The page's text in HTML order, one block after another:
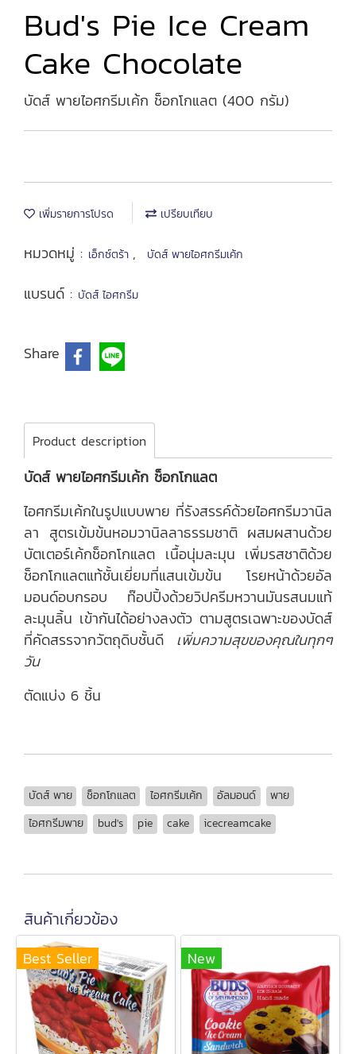
Bud's Pie Ice Cream
Cake Chocolate
บัดส์ พายไอศกรีมเค้ก ช็อกโกแลต (400 กรัม)
เพิ่มรายการโปรด เปรียบเทียบ
หมวดหมู่ : เอ็กซ์ตร้า , บัดส์ พายไอศกรีมเค้ก
แบรนด์ : บัดส์ ไอศกรีม
Share
Product description
บัดส์ พายไอศกรีมเค้ก ช็อกโกแลต
ไอศกรีมเค้กในรูปแบบพาย ที่รังสรรค์ด้วยไอศกรีมวานิล
ลา สูตรเข้มข้นหอมวานิลลาธรรมชาติ ผสมผสานด้วย
บัตเตอร์เค้กช็อกโกแลต เนื้อนุ่มละมุน เพิ่มรสชาติด้วย
ช็อกโกแลตแท้ชั้นเยี่ยมที่แสนเข้มข้น โรยหน้าด้วยอัล
มอนด์อบกรอบ ท๊อปปิ้งด้วยวิปครีมหวานมันรสนมแท้
ละมุนลิ้น เข้ากันได้อย่างลงตัว ตามสูตรเฉพาะของบัดส์
ที่คัดสรรจากวัตถุดิบชั้นดี เพิ่มความสุขของคุณในทุกๆ
วัน
ตัดแบ่ง 6 ชิ้น
บัดส์ พาย ช็อกโกแลต ไอศกรีมเค้ก อัลมอนด์
พาย
ไอศกรีมพาย
bud's pie cake icecreamcake
สินค้าเกี่ยวข้อง
Best Seller New